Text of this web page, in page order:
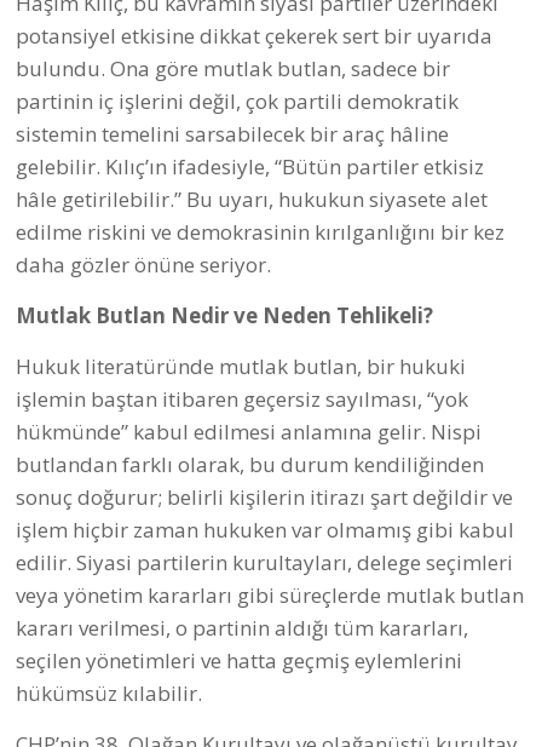
potansiyel etkisine dikkat çekerek sert bir uyarıda
bulundu. Ona göre mutlak butlan, sadece bir
partinin iç işlerini değil, çok partili demokratik
sistemin temelini sarsabilecek bir araç hâline
gelebilir. Kılıç’ın ifadesiyle, “Bütün partiler etkisiz
hâle getirilebilir.” Bu uyarı, hukukun siyasete alet
edilme riskini ve demokrasinin kırılganlığını bir kez
daha gözler önüne seriyor.
Mutlak Butlan Nedir ve Neden Tehlikeli?
Hukuk literatüründe mutlak butlan, bir hukuki
işlemin baştan itibaren geçersiz sayılması, “yok
hükmünde” kabul edilmesi anlamına gelir. Nispi
butlandan farklı olarak, bu durum kendiliğinden
sonuç doğurur; belirli kişilerin itirazı şart değildir ve
işlem hiçbir zaman hukuken var olmamış gibi kabul
edilir. Siyasi partilerin kurultayları, delege seçimleri
veya yönetim kararları gibi süreçlerde mutlak butlan
kararı verilmesi, o partinin aldığı tüm kararları,
seçilen yönetimleri ve hatta geçmiş eylemlerini
hükümsüz kılabilir.